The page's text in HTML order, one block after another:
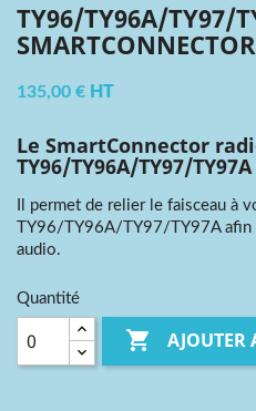
TY96/TY96A/TY97/
SMARTCONNECTOR
135,00 € HT
Le SmartConnector
TY96/TY96A/TY97/TY97A
Il permet de relier le faisceau à
TY96/TY96A/TY97/TY97A
audio.
Quantité
 AJOUTER